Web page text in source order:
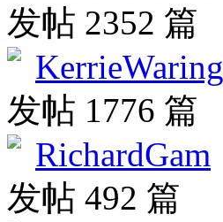
发帖 2352 篇
KerrieWaring
发帖 1776 篇
RichardGam
发帖 492 篇